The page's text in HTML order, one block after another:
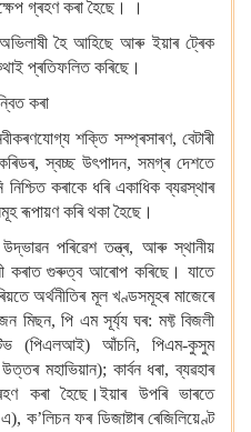
গ্ৰহণ কৰা হৈছে। ।
হৈ আহিছে আৰু ইয়াৰ ট্ৰেক
প্ৰতিফলিত কৰিছে।
কৰা
শক্তি সম্প্ৰসাৰণ, বেটাৰী
স্বচ্ছ উৎপাদন, সমগ্ৰ দেশতে
কৰাকে ধৰি একাধিক ব্যৱস্থাৰ
ৰূপায়ণ কৰি থকা হৈছে।
পৰিৱেশ তন্ত্ৰ, আৰু স্থানীয়
কৰাত গুৰুত্ব আৰোপ কৰিছে। যাতে
অৰ্থনীতিৰ মূল খণ্ডসমূহৰ মাজেৰে
মিছন, পি এম সূৰ্য্য ঘৰ: মফ্ট বিজলী
(পিএলআই) আঁচনি, পিএম-কুসুম
মহাভিয়ান); কাৰ্বন ধৰা, ব্যৱহাৰ
কৰা হৈছে।ইয়াৰ উপৰি ভাৰতে
ক’লিচন ফৰ ডিজাষ্টাৰ ৰেজিলিয়েণ্ট